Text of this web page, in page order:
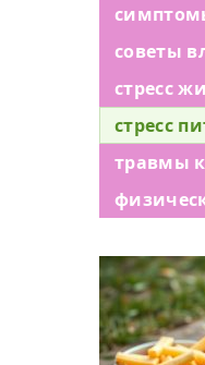
советы
стресс
стресс
травмы